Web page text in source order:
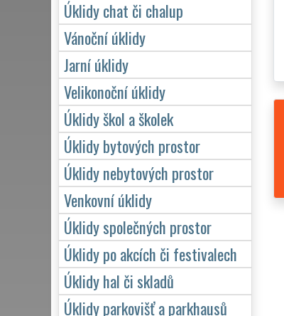
Úklidy chat či chalup
Vánoční úklidy
Jarní úklidy
Velikonoční úklidy
Úklidy škol a školek
Úklidy bytových prostor
Úklidy nebytových prostor
Venkovní úklidy
Úklidy společných prostor
Úklidy po akcích či festivalech
Úklidy hal či skladů
Úklidy parkovišť a parkhausů